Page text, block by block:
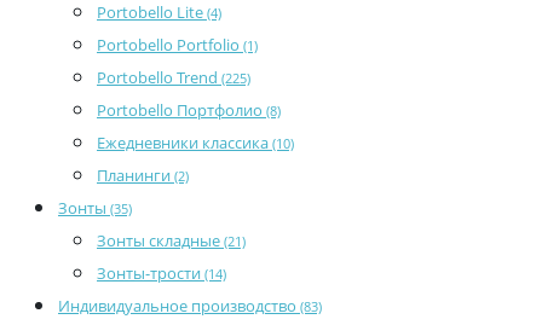
Portobello Lite (4)
Portobello Portfolio (1)
Portobello Trend (225)
Portobello Портфолио (8)
Ежедневники классика (10)
Планинги (2)
Зонты (35)
Зонты складные (21)
Зонты-трости (14)
Индивидуальное производство (83)